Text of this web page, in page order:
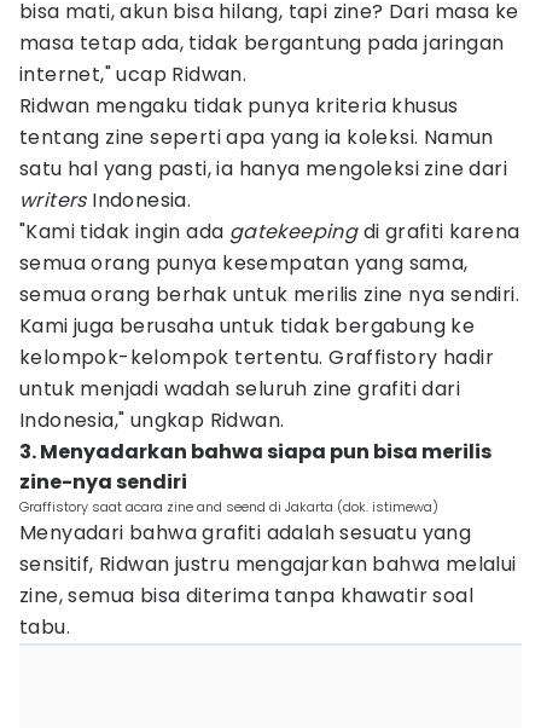
bisa mati, akun bisa hilang, tapi zine? Dari masa ke
masa tetap ada, tidak bergantung pada jaringan
internet," ucap Ridwan.
Ridwan mengaku tidak punya kriteria khusus
tentang zine seperti apa yang ia koleksi. Namun
satu hal yang pasti, ia hanya mengoleksi zine dari
writersIndonesia.
"Kami tidak ingin ada gatekeepingdi grafiti karena
semua orang punya kesempatan yang sama,
semua orang berhak untuk merilis zine nya sendiri.
Kami juga berusaha untuk tidak bergabung ke
kelompok-kelompok tertentu. Graffistory hadir
untuk menjadi wadah seluruh zine grafiti dari
Indonesia," ungkap Ridwan.
3. Menyadarkan bahwa siapa pun bisa merilis
zine-nya sendiri
Graffistory saat acara zine and seend di Jakarta (dok. istimewa)
Menyadari bahwa grafiti adalah sesuatu yang
sensitif, Ridwan justru mengajarkan bahwa melalui
zine, semua bisa diterima tanpa khawatir soal
tabu.